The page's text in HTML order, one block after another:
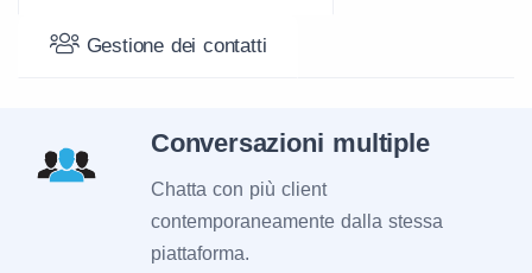
Gestione dei contatti
Conversazioni multiple
Chatta con più client
contemporaneamente dalla stessa
piattaforma.